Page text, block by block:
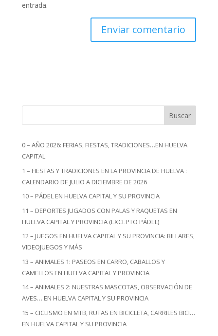
entrada.
Buscar
0 – AÑO 2026: FERIAS, FIESTAS, TRADICIONES…EN HUELVA
CAPITAL
1 – FIESTAS Y TRADICIONES EN LA PROVINCIA DE HUELVA :
CALENDARIO DE JULIO A DICIEMBRE DE 2026
10 – PÁDEL EN HUELVA CAPITAL Y SU PROVINCIA
11 – DEPORTES JUGADOS CON PALAS Y RAQUETAS EN
HUELVA CAPITAL Y PROVINCIA (EXCEPTO PÁDEL)
12 – JUEGOS EN HUELVA CAPITAL Y SU PROVINCIA: BILLARES,
VIDEOJUEGOS Y MÁS
13 – ANIMALES 1: PASEOS EN CARRO, CABALLOS Y
CAMELLOS EN HUELVA CAPITAL Y PROVINCIA
14 – ANIMALES 2: NUESTRAS MASCOTAS, OBSERVACIÓN DE
AVES… EN HUELVA CAPITAL Y SU PROVINCIA
15 – CICLISMO EN MTB, RUTAS EN BICICLETA, CARRILES BICI…
EN HUELVA CAPITAL Y SU PROVINCIA